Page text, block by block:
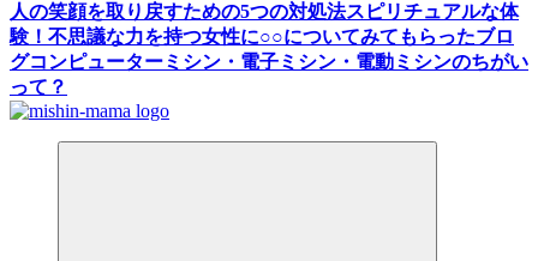
人の笑顔を取り戻すための5つの対処法スピリチュアルな体
験！不思議な力を持つ女性に○○についてみてもらったブロ
グコンピューターミシン・電子ミシン・電動ミシンのちがい
って？